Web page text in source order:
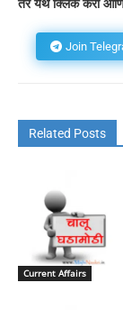
तर येथे क्लिक करा
Join
Related Posts
Current Affairs